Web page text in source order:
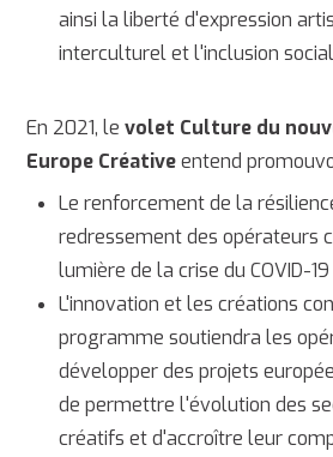
ainsi la liberté d'expression
interculturel et l'inclusion
En 2021, levolet Culture du
Europe Créativeentend
Le renforcement de la
redressement des opérateurs
lumière de la crise du COVID-19
L'innovation et les créations
programme soutiendra les
développer des projets
de permettre l'évolution des
créatifs et d'accroître leur